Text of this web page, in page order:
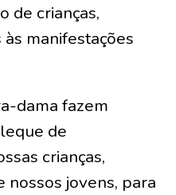
de crianças,
manifestações
dama fazem
de
crianças,
nossos jovens, para